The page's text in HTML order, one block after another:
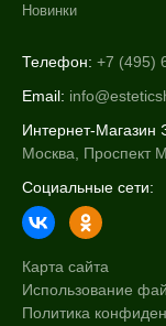
Новинки
Телефон: +7 (495)
Email:
Интернет-Магазин
Москва, Проспект
Социальные сети:
Карта сайта
Использование
Политика